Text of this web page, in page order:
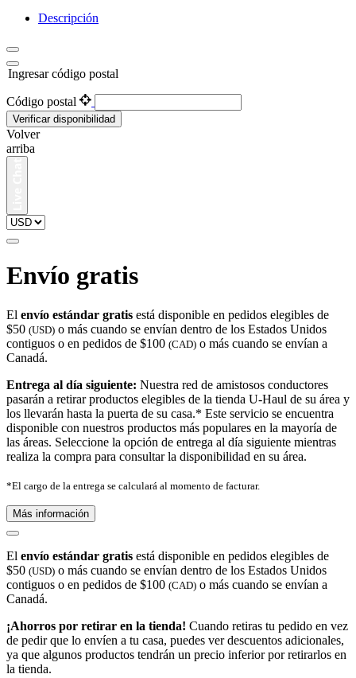
Descripción
Ingresar código postal
Código postal
Verificar disponibilidad
Volver
arriba
Envío gratis
El envío estándar gratis está disponible en pedidos elegibles de
$50 (USD) o más cuando se envían dentro de los Estados Unidos
contiguos o en pedidos de $100 (CAD) o más cuando se envían a
Canadá.
Entrega al día siguiente: Nuestra red de amistosos conductores
pasarán a retirar productos elegibles de la tienda U-Haul de su área y
los llevarán hasta la puerta de su casa.* Este servicio se encuentra
disponible con nuestros productos más populares en la mayoría de
las áreas. Seleccione la opción de entrega al día siguiente mientras
realiza la compra para consultar la disponibilidad en su área.
*El cargo de la entrega se calculará al momento de facturar.
Más información
El envío estándar gratis está disponible en pedidos elegibles de
$50 (USD) o más cuando se envían dentro de los Estados Unidos
contiguos o en pedidos de $100 (CAD) o más cuando se envían a
Canadá.
¡Ahorros por retirar en la tienda! Cuando retiras tu pedido en vez
de pedir que lo envíen a tu casa, puedes ver descuentos adicionales,
ya que algunos productos tendrán un precio inferior por retirarlos en
la tienda.